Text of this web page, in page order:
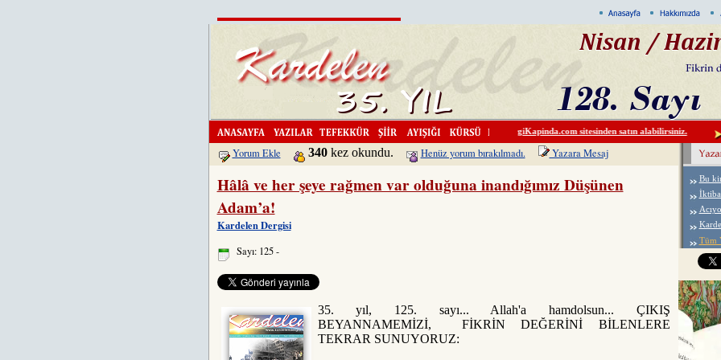
Kardelen'i DergiKapinda.com sitesinden satın alabilirsiniz. Ali
Yorum Ekle 340kez okundu. Henüz yorum bırakılmadı. Yazara Mesaj
Hâlâ ve her şeye rağmen var olduğuna inandığımız Düşünen
Adam’a!
Kardelen Dergisi
Sayı: 125 -
35. yıl, 125. sayı... Allah'a hamdolsun... ÇIKIŞ
BEYANNAMEMİZİ, FİKRİN DEĞERİNİ BİLENLERE
TEKRAR SUNUYORUZ:
Bu
Tüm